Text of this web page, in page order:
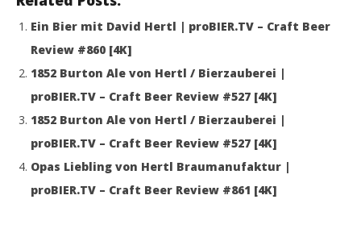
Ein Bier mit David Hertl | proBIER.TV – Craft Beer
Review #860 [4K]
1852 Burton Ale von Hertl / Bierzauberei |
proBIER.TV – Craft Beer Review #527 [4K]
1852 Burton Ale von Hertl / Bierzauberei |
proBIER.TV – Craft Beer Review #527 [4K]
Opas Liebling von Hertl Braumanufaktur |
proBIER.TV – Craft Beer Review #861 [4K]